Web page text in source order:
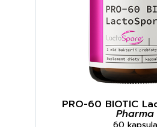
PRO-60 BIOTIC
Pharma